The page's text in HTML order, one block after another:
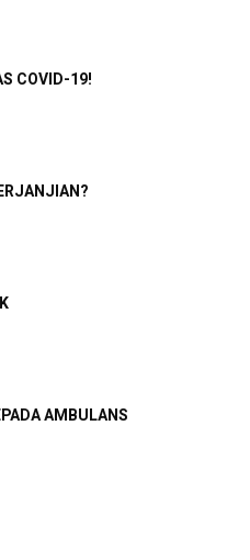
COVID-19!
AMBULANS